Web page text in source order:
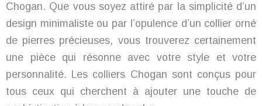
Chogan. Que vous soyez attiré par la simplicité d’un
design minimaliste ou par l’opulence d’un collier orné
de pierres précieuses, vous trouverez certainement
une pièce qui résonne avec votre style et votre
personnalité. Les colliers Chogan sont conçus pour
tous ceux qui cherchent à ajouter une touche de